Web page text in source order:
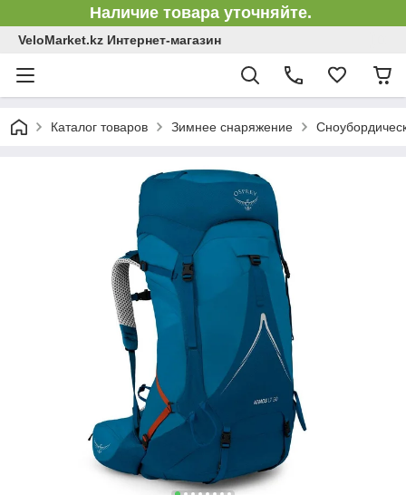
Наличие товара уточняйте.
VeloMarket.kz Интернет-магазин
Каталог товаров Зимнее снаряжение